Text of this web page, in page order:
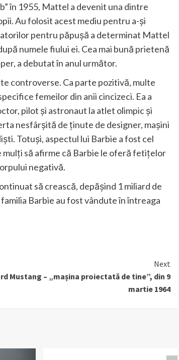
în 1955, Mattel a devenit una dintre
Au folosit acest mediu pentru a-și
pentru păpușă a determinat Mattel
numele fiului ei. Cea mai bună prietenă
a debutat în anul următor.
controverse. Ca parte pozitivă, multe
femeilor din anii cincizeci. Ea a
pilot și astronaut la atlet olimpic și
nesfârșită de ținute de designer, mașini
Totuși, aspectul lui Barbie a fost cel
să afirme că Barbie le oferă fetițelor
negativă.
să crească, depășind 1 miliard de
Barbie au fost vândute în întreaga
Next
Mustang – „mașina proiectată de tine”, din 9
martie 1964